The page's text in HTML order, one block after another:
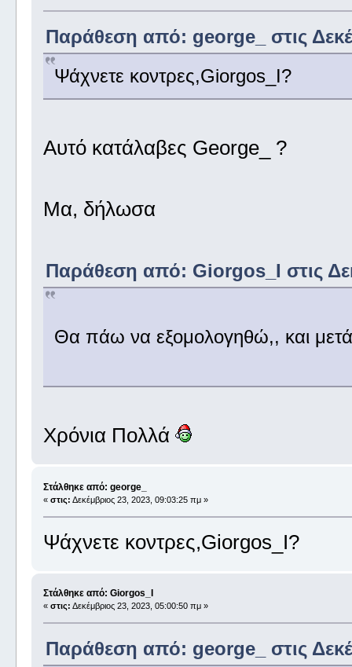
Παράθεση από: george_ στις
Ψάχνετε κοντρες,Giorgos_I?
Αυτό κατάλαβες George_ ?
Μα, δήλωσα
Παράθεση από: Giorgos_I στις
Θα πάω να εξομολογηθώ,, και
Χρόνια Πολλά
Στάλθηκε από: george_
« στις: Δεκέμβριος 23, 2023, 09:03:25 πμ »
Ψάχνετε κοντρες,Giorgos_I?
Στάλθηκε από: Giorgos_I
« στις: Δεκέμβριος 23, 2023, 05:00:50 πμ »
Παράθεση από: george_ στις